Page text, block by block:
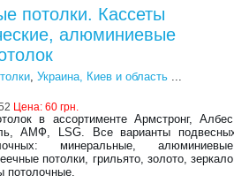
потолки. Кассеты
алюминиевые
,Украина, Киев и область ...
Цена:60 грн.
в ассортименте Армстронг,
АМФ, LSG. Все варианты
минеральные,
потолки, грильято, золото,
потолочные.